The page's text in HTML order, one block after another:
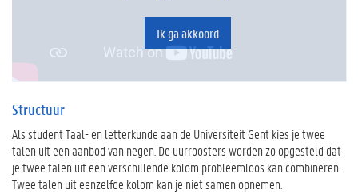
Ik ga akkoord
Structuur
Als student Taal- en letterkunde aan de Universiteit Gent kies je twee
talen uit een aanbod van negen. De uurroosters worden zo opgesteld dat
je twee talen uit een verschillende kolom probleemloos kan combineren.
Twee talen uit eenzelfde kolom kan je niet samen opnemen.